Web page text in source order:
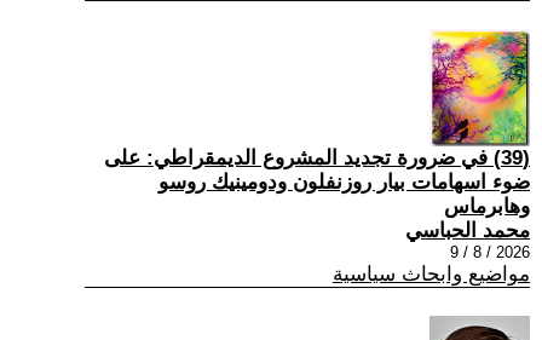
(39) في ضرورة تجديد المشروع الديمقراطي: على
ضوء اسهامات بيار روزنفلون ودومينيك روسو
وهابرماس
محمد الحباسي
2026 / 8 / 9
مواضيع وابحاث سياسية